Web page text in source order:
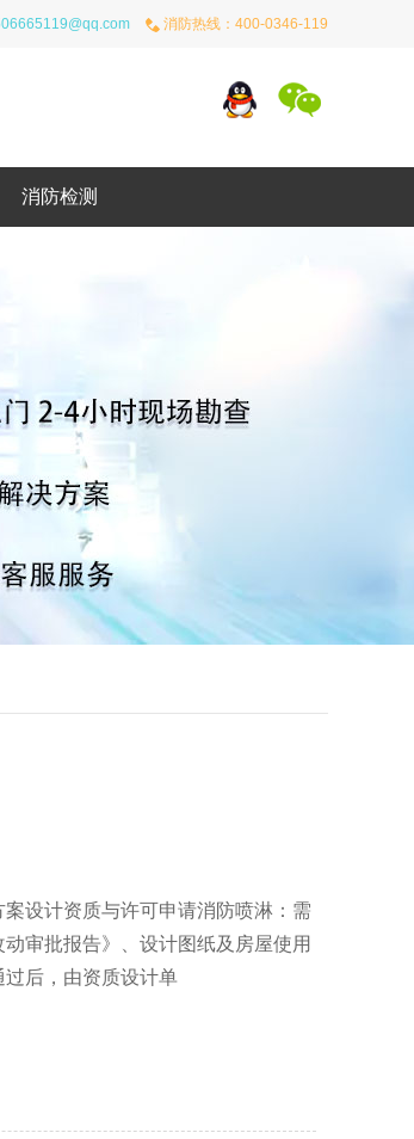
消防热线： 400-0346-119
消防检测
设计资质与许可申请消防喷淋：需
审批报告》、设计图纸及房屋使用
后，由资质设计单